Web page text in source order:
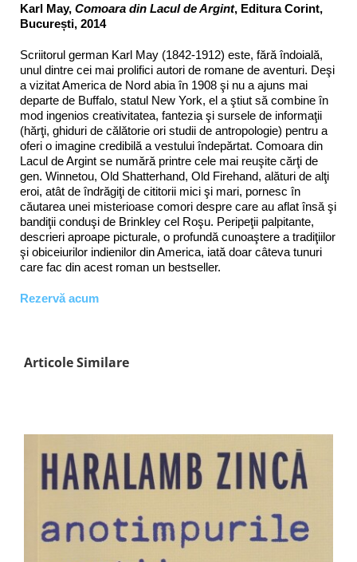
Karl May, Comoara din Lacul de Argint, Editura Corint,
București, 2014
Scriitorul german Karl May (1842-1912) este, fără îndoială,
unul dintre cei mai prolifici autori de romane de aventuri. Deşi
a vizitat America de Nord abia în 1908 şi nu a ajuns mai
departe de Buffalo, statul New York, el a ştiut să combine în
mod ingenios creativitatea, fantezia şi sursele de informaţii
(hărţi, ghiduri de călătorie ori studii de antropologie) pentru a
oferi o imagine credibilă a vestului îndepărtat. Comoara din
Lacul de Argint se numără printre cele mai reuşite cărţi de
gen. Winnetou, Old Shatterhand, Old Firehand, alături de alţi
eroi, atât de îndrăgiţi de cititorii mici şi mari, pornesc în
căutarea unei misterioase comori despre care au aflat însă şi
bandiţii conduşi de Brinkley cel Roşu. Peripeţii palpitante,
descrieri aproape picturale, o profundă cunoaştere a tradiţiilor
şi obiceiurilor indienilor din America, iată doar câteva tunuri
care fac din acest roman un bestseller.
Rezervă acum
Articole Similare